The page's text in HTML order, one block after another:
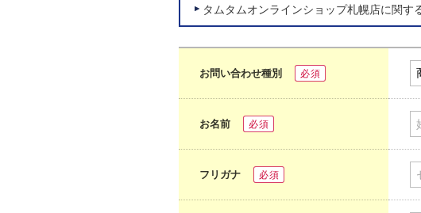
タムタムオンラインショップ札幌店に関
お問い合わせ種別 必須
お名前 必須
フリガナ 必須